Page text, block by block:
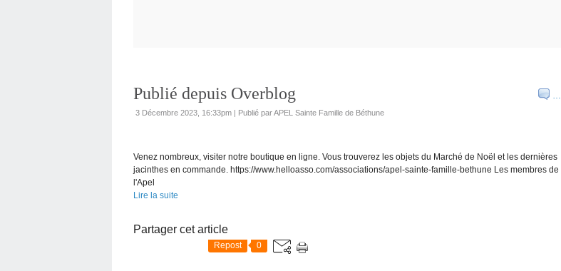
…
Publié depuis Overblog
3 Décembre 2023, 16:33pm | Publié par APEL Sainte Famille de Béthune
Venez nombreux, visiter notre boutique en ligne. Vous trouverez les objets du Marché de Noël et les dernières
jacinthes en commande. https://www.helloasso.com/associations/apel-sainte-famille-bethune Les membres de
l'Apel
Lire la suite
Partager cet article
Repost 0